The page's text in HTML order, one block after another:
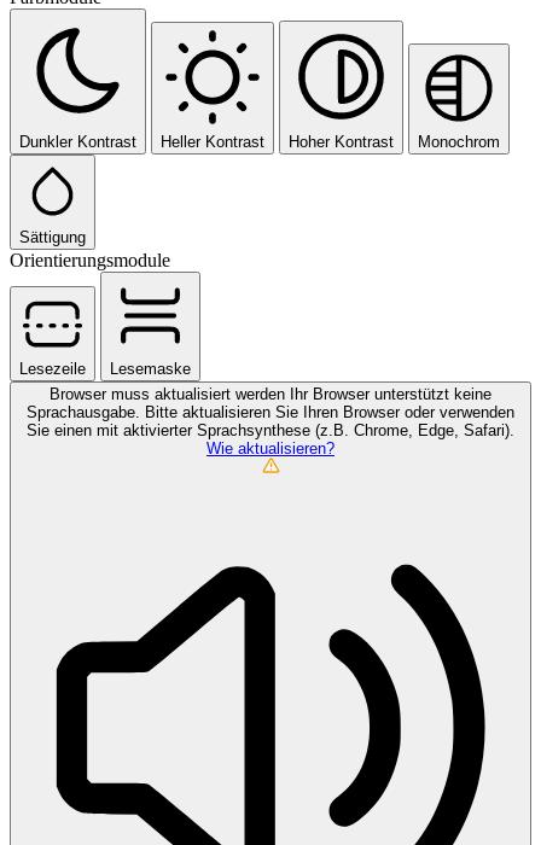
Dunkler Kontrast Heller Kontrast Hoher Kontrast Monochrom
Sättigung
Orientierungsmodule
Lesezeile
Lesemaske
Browser muss aktualisiert werden
Ihr Browser unterstützt keine
Sprachausgabe. Bitte aktualisieren Sie Ihren Browser oder verwenden
Sie einen mit aktivierter Sprachsynthese (z.B. Chrome, Edge, Safari).
Wie aktualisieren?